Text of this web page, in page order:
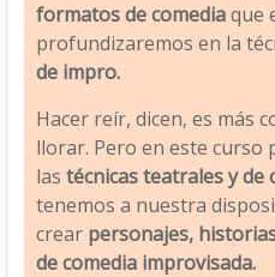
formatos de comediaque
profundizaremos en la
de impro.
Hacer reír, dicen, es más
llorar. Pero en este curso
las técnicas teatrales y de
tenemos a nuestra
crear personajes,
de comedia improvisada.